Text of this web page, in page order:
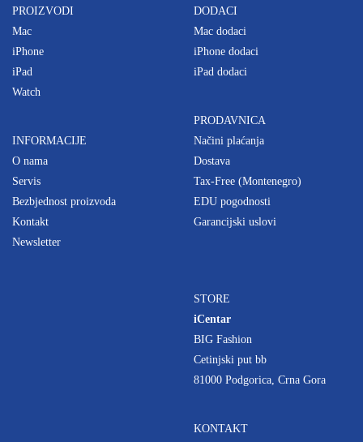
PROIZVODI
Mac
iPhone
iPad
Watch
INFORMACIJE
O nama
Servis
Bezbjednost proizvoda
Kontakt
Newsletter
DODACI
Mac dodaci
iPhone dodaci
iPad dodaci
PRODAVNICA
Načini plaćanja
Dostava
Tax-Free (Montenegro)
EDU pogodnosti
Garancijski uslovi
STORE
iCentar
BIG Fashion
Cetinjski put bb
81000 Podgorica, Crna Gora
KONTAKT